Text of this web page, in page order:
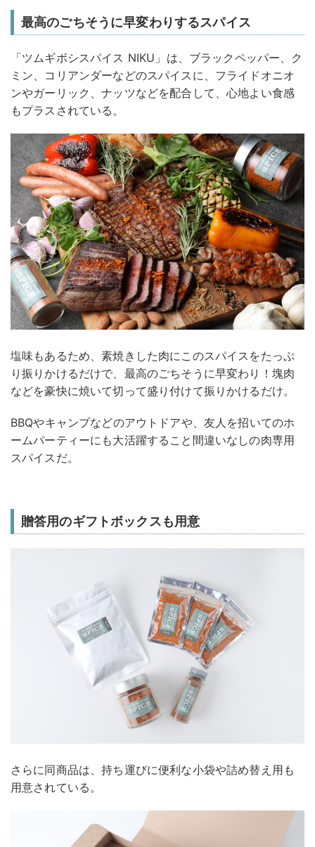
最高のごちそうに早変わりするスパイス
「ツムギボシスパイス NIKU」は、ブラックペッパー、ク
ミン、コリアンダーなどのスパイスに、フライドオニオ
ンやガーリック、ナッツなどを配合して、心地よい食感
もプラスされている。
塩味もあるため、素焼きした肉にこのスパイスをたっぷ
り振りかけるだけで、最高のごちそうに早変わり！塊肉
などを豪快に焼いて切って盛り付けて振りかけるだけ。
BBQやキャンプなどのアウトドアや、友人を招いてのホ
ームパーティーにも大活躍すること間違いなしの肉専用
スパイスだ。
贈答用のギフトボックスも用意
さらに同商品は、持ち運びに便利な小袋や詰め替え用も
用意されている。